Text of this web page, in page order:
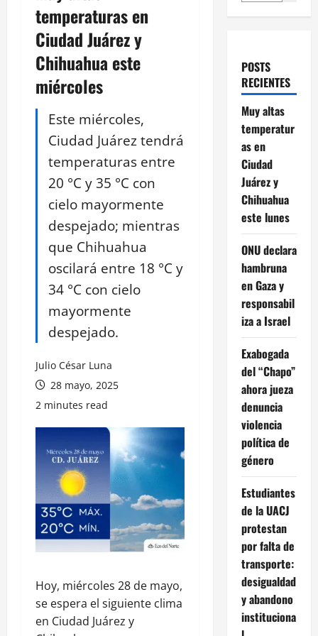
temperaturas en
Ciudad Juárez y
Chihuahua este
miércoles
Este miércoles,
Ciudad Juárez tendrá
temperaturas entre
20 °C y 35 °C con
cielo mayormente
despejado; mientras
que Chihuahua
oscilará entre 18 °C y
34 °C con cielo
mayormente
despejado.
Julio César Luna
28 mayo, 2025
2 minutes read
Hoy, miércoles 28 de mayo,
se espera el siguiente clima
en Ciudad Juárez y
POSTS
RECIENTES
Muy altas
temperatur
as en
Ciudad
Juárez y
Chihuahua
este lunes
ONU declara
hambruna
en Gaza y
responsabil
iza a Israel
Exabogada
del “Chapo”
ahora jueza
denuncia
violencia
política de
género
Estudiantes
de la UACJ
protestan
por falta de
transporte:
desigualdad
y abandono
instituciona